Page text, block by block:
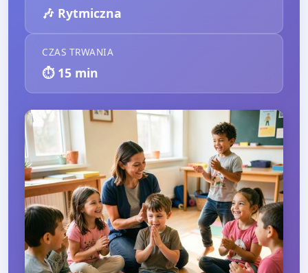
🎶 Rytmiczna
CZAS TRWANIA
⏱️ 15 min